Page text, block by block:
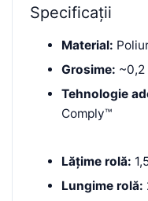
Specificații
Material:
Grosime: ~0,2
Tehnologie
Comply™
Lățime rolă:
Lungime rolă: